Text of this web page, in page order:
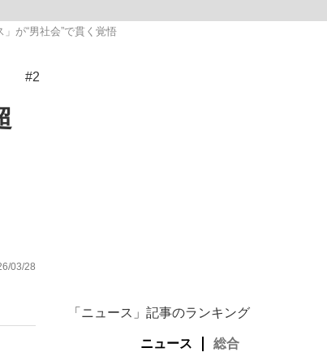
が“男社会”で貫く覚悟
#2
03/28
「ニュース」記事のランキング
ニュース 総合